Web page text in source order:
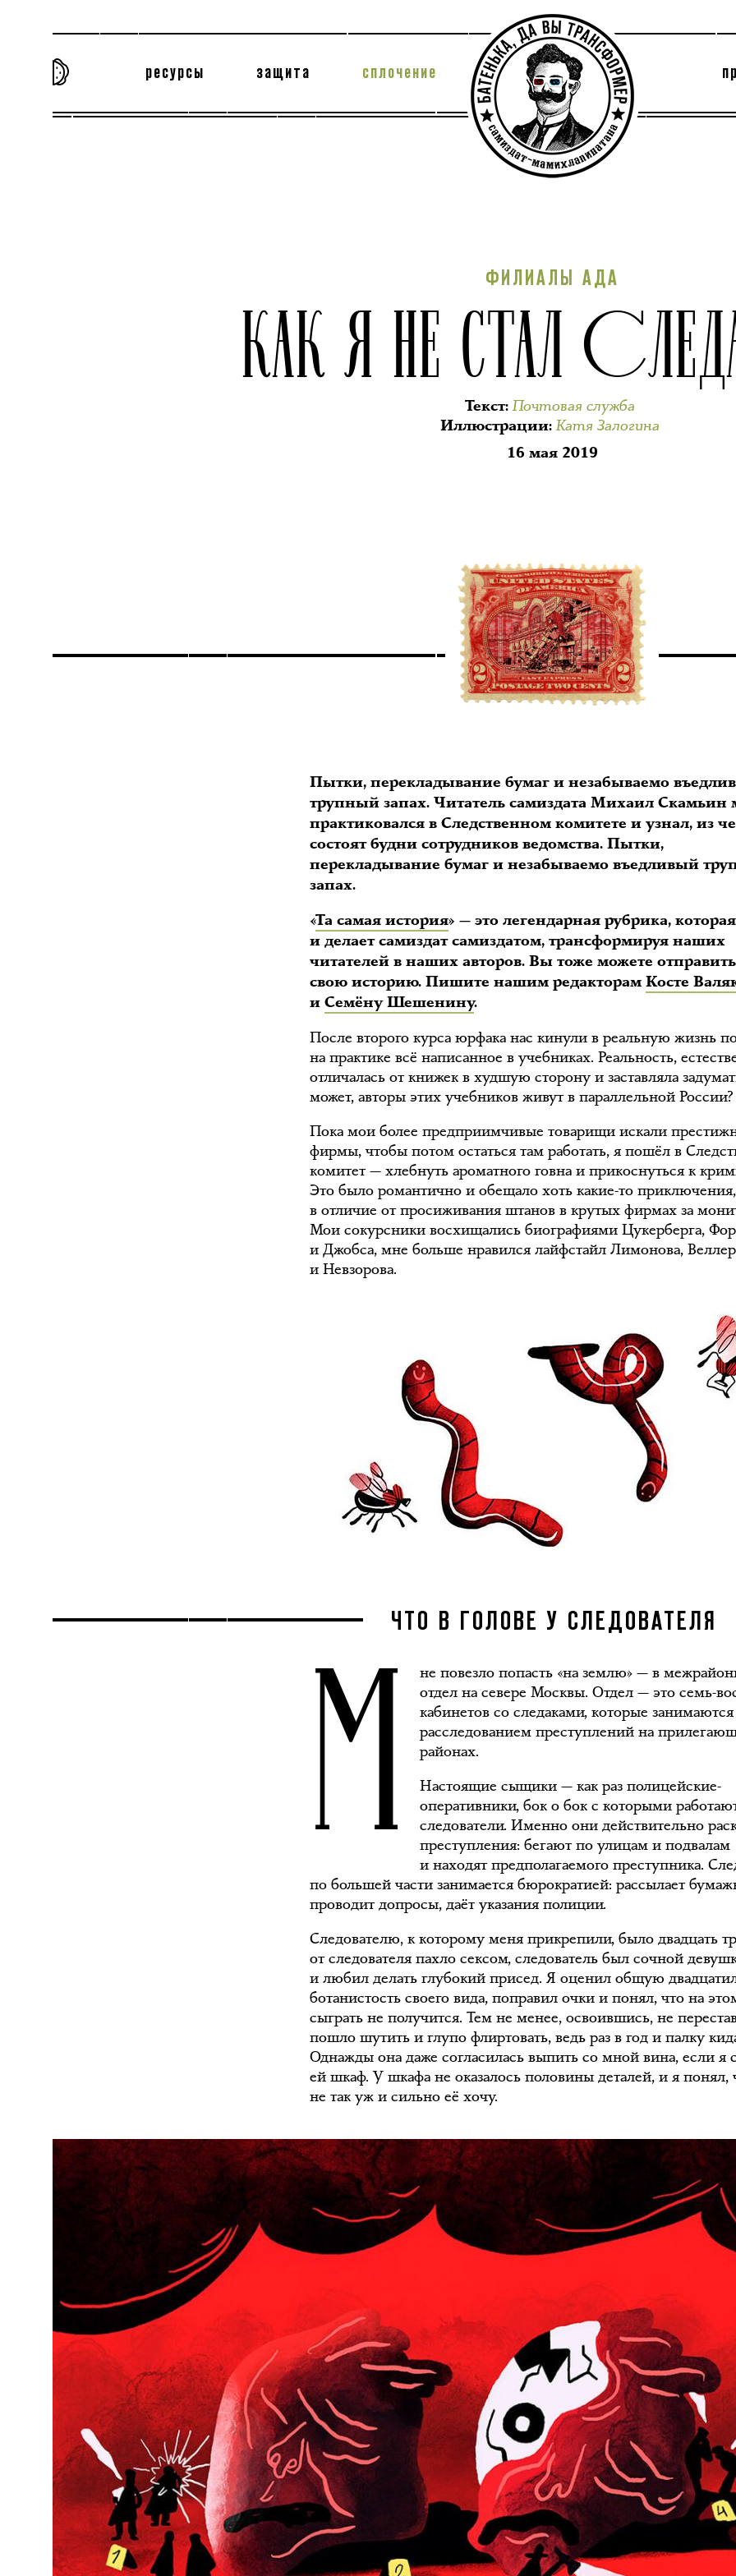
ресурсы защита сплочение
ФИЛИАЛЫ АДА
КАК Я НЕ СТАЛ
Текст:Почтовая служба
Иллюстрации:Катя Залогина
16 мая 2019
Пытки, перекладывание бумаг и незабываемо
трупный запах. Читатель самиздата Михаил Скамьин
практиковался в Следственном комитете и узнал, из
состоят будни сотрудников ведомства. Пытки,
перекладывание бумаг и незабываемо въедливый
запах.
«Та самая история» — это легендарная рубрика, которая
и делает самиздат самиздатом, трансформируя наших
читателей в наших авторов. Вы тоже можете
свою историю. Пишите нашим редакторамКосте
иСемёну Шешенину.
После второго курса юрфака нас кинули в реальную жизнь
на практике всё написанное в учебниках. Реальность,
отличалась от книжек в худшую сторону и заставляла
может, авторы этих учебников живут в параллельной России?
Пока мои более предприимчивые товарищи искали
фирмы, чтобы потом остаться там работать, я пошёл в
комитет — хлебнуть ароматного говна и прикоснуться к
Это было романтично и обещало хоть какие-то приключения,
в отличие от просиживания штанов в крутых фирмах за
Мои сокурсники восхищались биографиями Цукерберга,
и Джобса, мне больше нравился лайфстайл Лимонова,
и Невзорова.
ЧТО В ГОЛОВЕ У СЛЕДОВАТЕЛЯ
М
не повезло попасть «на землю» — в
отдел на севере Москвы. Отдел — это семь-
кабинетов со следаками, которые занимаются
расследованием преступлений на
районах.
Настоящие сыщики — как раз полицейские-
оперативники, бок о бок с которыми
следователи. Именно они действительно
преступления: бегают по улицам и подвалам
и находят предполагаемого преступника.
по большей части занимается бюрократией: рассылает
проводит допросы, даёт указания полиции.
Следователю, к которому меня прикрепили, было двадцать
от следователя пахло сексом, следователь был сочной
и любил делать глубокий присед. Я оценил общую
ботанистость своего вида, поправил очки и понял, что на
сыграть не получится. Тем не менее, освоившись, не
пошло шутить и глупо флиртовать, ведь раз в год и палку
Однажды она даже согласилась выпить со мной вина, если я
ей шкаф. У шкафа не оказалось половины деталей, и я понял,
не так уж и сильно её хочу.